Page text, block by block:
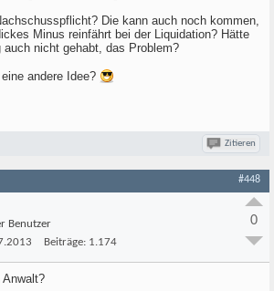
Die kann auch noch kommen,
Minus reinfährt bei der Liquidation? Hätte
nicht gehabt, das Problem?
andere Idee?
Zitieren
#448
Benutzer
Beiträge: 1.174
0
Anwalt?